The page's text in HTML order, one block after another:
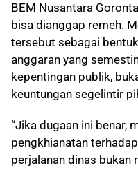
BEM Nusantara
bisa dianggap remeh.
tersebut sebagai
anggaran yang
kepentingan publik,
keuntungan segelintir
“Jika dugaan ini benar,
pengkhianatan
perjalanan dinas bukan